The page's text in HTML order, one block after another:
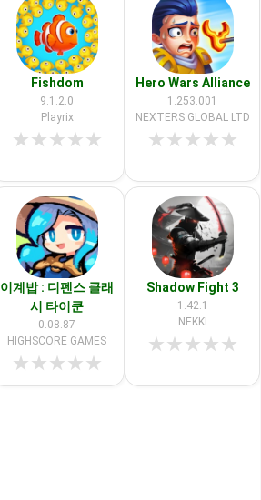
Fishdom
9.1.2.0
Playrix
★★★★★
Hero Wars Alliance
1.253.001
NEXTERS GLOBAL LTD
★★★★★
이계밥 : 디펜스 클래
시 타이쿤
0.08.87
HIGHSCORE GAMES
★★★★★
Shadow Fight 3
1.42.1
NEKKI
★★★★★